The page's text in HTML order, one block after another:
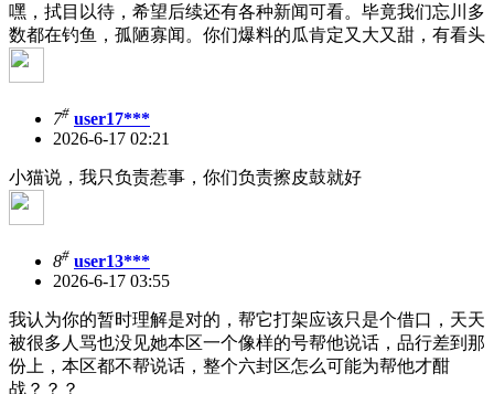
嘿，拭目以待，希望后续还有各种新闻可看。毕竟我们忘川多
数都在钓鱼，孤陋寡闻。你们爆料的瓜肯定又大又甜，有看头
7# user17***
2026-6-17 02:21
小猫说，我只负责惹事，你们负责擦皮鼓就好
8# user13***
2026-6-17 03:55
我认为你的暂时理解是对的，帮它打架应该只是个借口，天天
被很多人骂也没见她本区一个像样的号帮他说话，品行差到那
份上，本区都不帮说话，整个六封区怎么可能为帮他才酣
战？？？